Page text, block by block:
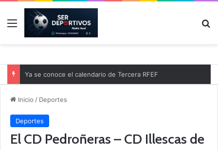
Menú
Ya se conoce el calendario de Tercera RFEF
Inicio / Deportes
Deportes
El CD Pedroñeras – CD Illescas de